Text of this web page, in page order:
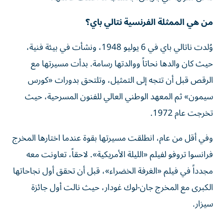
من هي الممثلة الفرنسية نتالي باي؟
وُلدت ناتالي باي في 6 يوليو 1948، ونشأت في بيئة فنية،
حيث كان والدها نحاتاً ووالدتها رسامة. بدأت مسيرتها مع
الرقص قبل أن تتجه إلى التمثيل، وتلتحق بدورات «كورس
سيمون» ثم المعهد الوطني العالي للفنون المسرحية، حيث
تخرجت عام 1972.
وفي أقل من عام، انطلقت مسيرتها بقوة عندما اختارها المخرج
فرانسوا تروفو لفيلم «الليلة الأمريكية». لاحقاً، تعاونت معه
مجدداً في فيلم «الغرفة الخضراء»، قبل أن تحقق أول نجاحاتها
الكبرى مع المخرج جان-لوك غودار، حيث نالت أول جائزة
سيزار.